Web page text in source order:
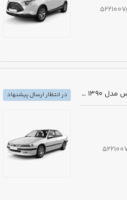
مزایده دولتی خودرو پژو پارس مدل 1390 رنگ سفید
در انتظار ارسال پیشنهاد